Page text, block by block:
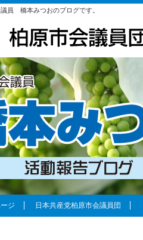
員 橋本みつおのブログです。
ジ 日本共産党柏原市会議員団